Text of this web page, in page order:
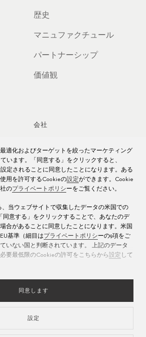
歴史
マニュファクチュール
パートナーシップ
価値観
ス
会社
ジョブズ
プレス
お問い合わせ先
適化およびターゲットを絞ったマーケティング
います。「同意する」をクリックすると、
定されることに同意したことになります。ある
用を許可するCookieの設定ができます。Cookie
のプライベートポリシーをご覧ください。
、当ウェブサイトで収集したデータの米国での
同意する」をクリックすることで、あなたのデ
合があることに同意したことになります。米国
基準（細目はプライベートポリシーの9項をご
いない国と判断されています。 上記のデータ
要最低限のCookieの許可をこちらから設定 して
同意します
設定